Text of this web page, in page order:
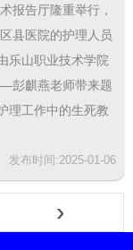
报告厅隆重举行，
县医院的护理人员
乐山职业技术学院
彭麒燕老师带来题
理工作中的生死教
发布时间:2025-01-06
›